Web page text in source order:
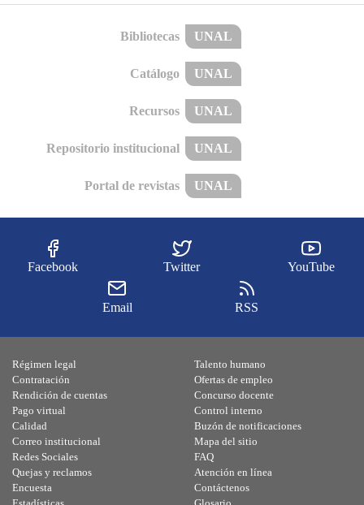
Bibliotecas UNAL
Catálogo UNAL
Recursos UNAL
Repositorio institucional UNAL
Portal de revistas UNAL
Facebook Twitter YouTube
Email RSS
Régimen legal
Contratación
Rendición de cuentas
Pago virtual
Calidad
Talento humano
Ofertas de empleo
Concurso docente
Control interno
Buzón de notificaciones
Correo institucional
Redes Sociales
Quejas y reclamos
Encuesta
Mapa del sitio
FAQ
Atención en línea
Contáctenos